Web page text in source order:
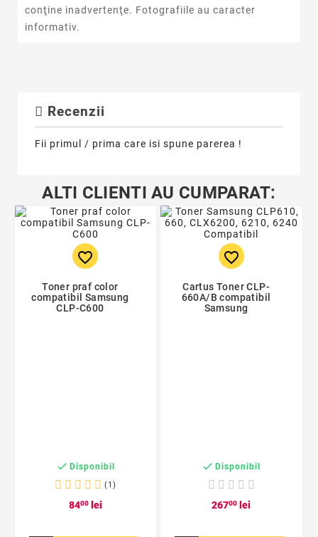
conţine inadvertenţe. Fotografiile au caracter
informativ.
Recenzii
Fii primul / prima care isi spune parerea !
ALTI CLIENTI AU CUMPARAT:
favorite_border
Toner praf color
compatibil Samsung
CLP-C600
 Disponibil
(1)
8400lei
favorite_border
Cartus Toner CLP-
660A/B compatibil
Samsung
 Disponibil
26700 lei